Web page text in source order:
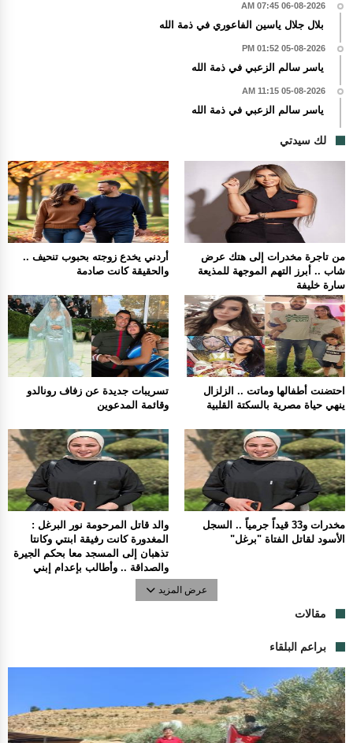
06-08-2026 07:45 AM
بلال جلال ياسين الفاعوري في ذمة الله
05-08-2026 01:52 PM
ياسر سالم الزعبي في ذمة الله
05-08-2026 11:15 AM
ياسر سالم الزعبي في ذمة الله
لك سيدتي
أردني يخدع زوجته بحبوب تنحيف ..
والحقيقة كانت صادمة
من تاجرة مخدرات إلى هتك عرض
شاب .. أبرز التهم الموجهة للمذيعة
سارة خليفة
تسريبات جديدة عن زفاف رونالدو
وقائمة المدعوين
احتضنت أطفالها وماتت .. الزلزال
ينهي حياة مصرية بالسكتة القلبية
والد قاتل المرحومة نور البرغل :
المغدورة كانت رفيقة ابنتي وكانتا
تذهبان إلى المسجد معا بحكم الجيرة
والصداقة .. وأطالب بإعدام إبني
مخدرات و33 قيداً جرمياً .. السجل
الأسود لقاتل الفتاة "برغل"
عرض المزيد
مقالات
براعم البلقاء